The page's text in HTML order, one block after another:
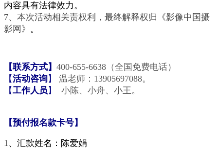
内容具有法律效力。
7、本次活动相关责权利，最终解释权归《影像中国摄
影网》 。
【联系方式】 400-655-6638（全国免费电话）
【活动咨询 】
温老师：13905697088。
【工作人员 】 小陈、小舟、小王。
【预付报名款卡号】
1、 汇款姓名：陈爱娟